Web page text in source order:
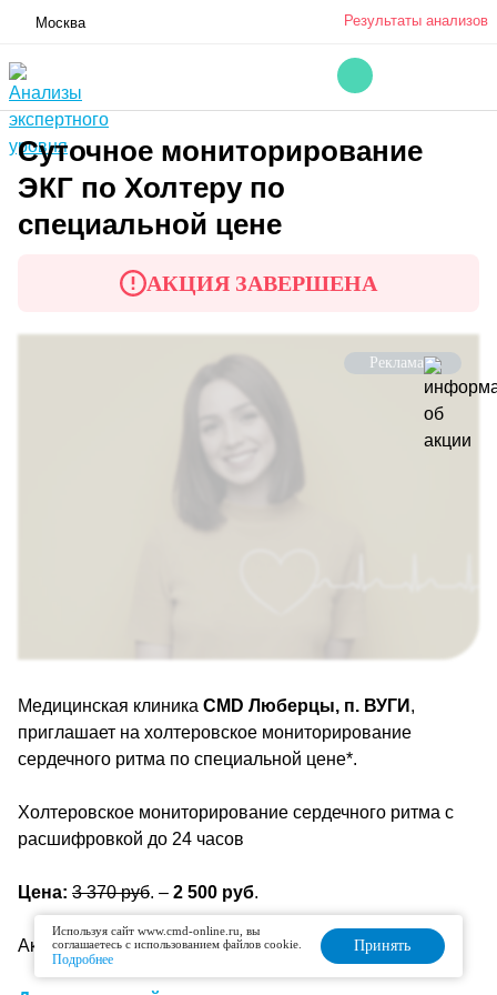
Москва Результаты анализов
Суточное мониторирование
ЭКГ по Холтеру по
специальной цене
АКЦИЯ ЗАВЕРШЕНА
Реклама
Медицинская клиника CMD Люберцы, п. ВУГИ ,
приглашает на холтеровское мониторирование
сердечного ритма по специальной цене*.
Холтеровское мониторирование сердечного ритма с
расшифровкой до 24 часов
Цена: 3 370 руб. – 2 500 руб.
Акция действует до 01 марта 2025 г.
Используя сайт www.cmd-online.ru, вы
соглашаетесь с использованием файлов cookie.
Подробнее
Принять